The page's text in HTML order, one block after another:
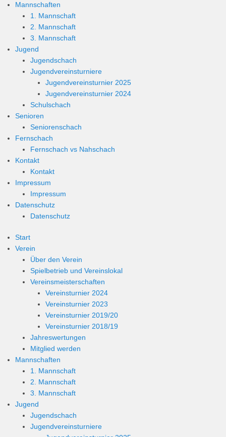
Mannschaften
1. Mannschaft
2. Mannschaft
3. Mannschaft
Jugend
Jugendschach
Jugendvereinsturniere
Jugendvereinsturnier 2025
Jugendvereinsturnier 2024
Schulschach
Senioren
Seniorenschach
Fernschach
Fernschach vs Nahschach
Kontakt
Kontakt
Impressum
Impressum
Datenschutz
Datenschutz
Start
Verein
Über den Verein
Spielbetrieb und Vereinslokal
Vereinsmeisterschaften
Vereinsturnier 2024
Vereinsturnier 2023
Vereinsturnier 2019/20
Vereinsturnier 2018/19
Jahreswertungen
Mitglied werden
Mannschaften
1. Mannschaft
2. Mannschaft
3. Mannschaft
Jugend
Jugendschach
Jugendvereinsturniere